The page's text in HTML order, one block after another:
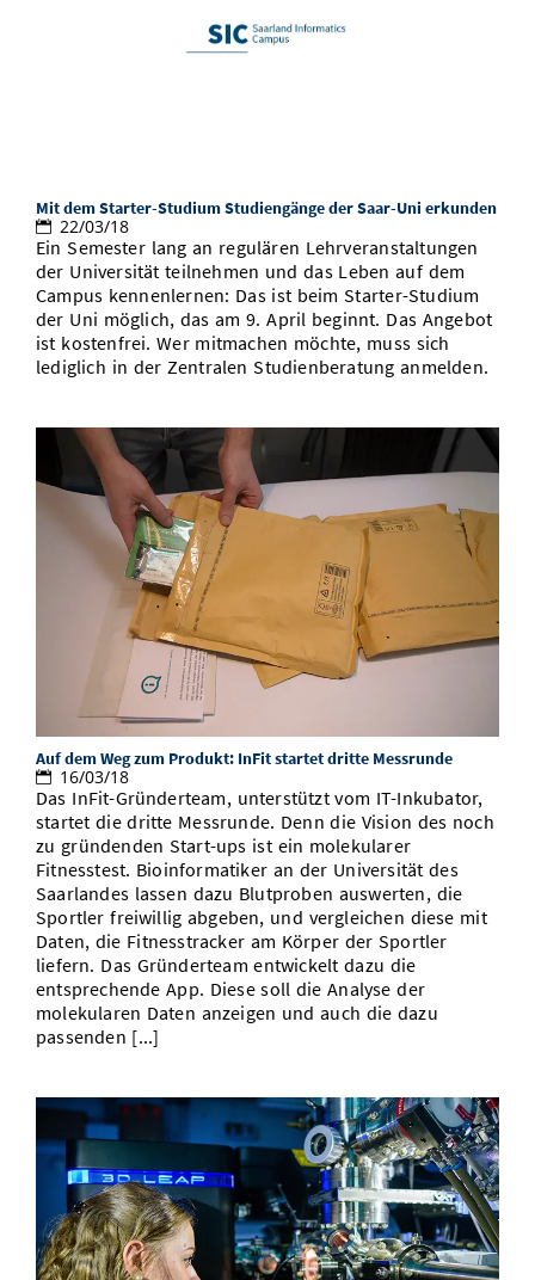
Mit dem Starter-Studium Studiengänge der Saar-Uni erkunden
22/03/18
Ein Semester lang an regulären Lehrveranstaltungen
der Universität teilnehmen und das Leben auf dem
Campus kennenlernen: Das ist beim Starter-Studium
der Uni möglich, das am 9. April beginnt. Das Angebot
ist kostenfrei. Wer mitmachen möchte, muss sich
lediglich in der Zentralen Studienberatung anmelden.
Auf dem Weg zum Produkt: InFit startet dritte Messrunde
16/03/18
Das InFit-Gründerteam, unterstützt vom IT-Inkubator,
startet die dritte Messrunde. Denn die Vision des noch
zu gründenden Start-ups ist ein molekularer
Fitnesstest. Bioinformatiker an der Universität des
Saarlandes lassen dazu Blutproben auswerten, die
Sportler freiwillig abgeben, und vergleichen diese mit
Daten, die Fitnesstracker am Körper der Sportler
liefern. Das Gründerteam entwickelt dazu die
entsprechende App. Diese soll die Analyse der
molekularen Daten anzeigen und auch die dazu
passenden [...]